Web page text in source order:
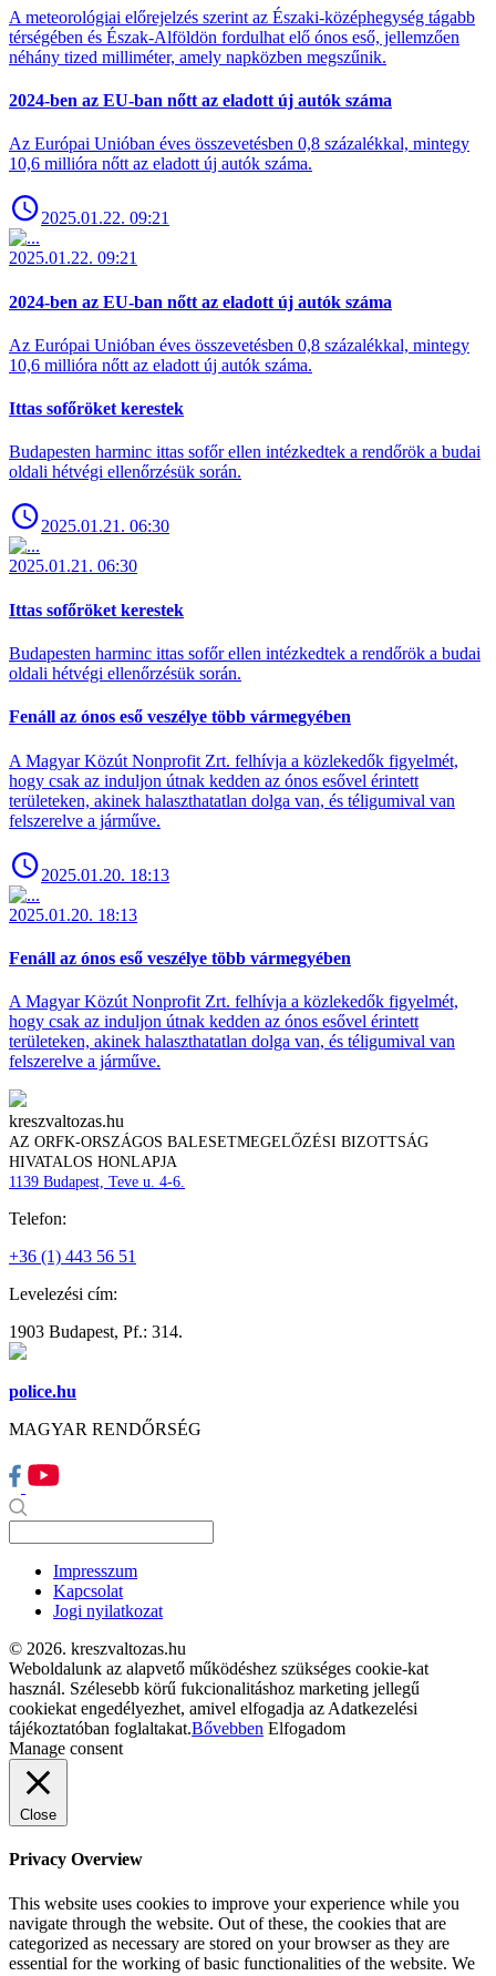
A meteorológiai előrejelzés szerint az Északi-középhegység tágabb
térségében és Észak-Alföldön fordulhat elő ónos eső, jellemzően
néhány tized milliméter, amely napközben megszűnik.
2024-ben az EU-ban nőtt az eladott új autók száma
Az Európai Unióban éves összevetésben 0,8 százalékkal, mintegy
10,6 millióra nőtt az eladott új autók száma.
2025.01.22. 09:21
2025.01.22. 09:21
2024-ben az EU-ban nőtt az eladott új autók száma
Az Európai Unióban éves összevetésben 0,8 százalékkal, mintegy
10,6 millióra nőtt az eladott új autók száma.
Ittas sofőröket kerestek
Budapesten harminc ittas sofőr ellen intézkedtek a rendőrök a budai
oldali hétvégi ellenőrzésük során.
2025.01.21. 06:30
2025.01.21. 06:30
Ittas sofőröket kerestek
Budapesten harminc ittas sofőr ellen intézkedtek a rendőrök a budai
oldali hétvégi ellenőrzésük során.
Fenáll az ónos eső veszélye több vármegyében
A Magyar Közút Nonprofit Zrt. felhívja a közlekedők figyelmét,
hogy csak az induljon útnak kedden az ónos esővel érintett
területeken, akinek halaszthatatlan dolga van, és téligumival van
felszerelve a járműve.
2025.01.20. 18:13
2025.01.20. 18:13
Fenáll az ónos eső veszélye több vármegyében
A Magyar Közút Nonprofit Zrt. felhívja a közlekedők figyelmét,
hogy csak az induljon útnak kedden az ónos esővel érintett
területeken, akinek halaszthatatlan dolga van, és téligumival van
felszerelve a járműve.
kreszvaltozas.hu
AZ ORFK-ORSZÁGOS BALESETMEGELŐZÉSI BIZOTTSÁG
HIVATALOS HONLAPJA
1139 Budapest, Teve u. 4-6.
Telefon:
+36 (1) 443 56 51
Levelezési cím:
1903 Budapest, Pf.: 314.
police.hu
MAGYAR RENDŐRSÉG
Impresszum
Kapcsolat
Jogi nyilatkozat
© 2026. kreszvaltozas.hu
Weboldalunk az alapvető működéshez szükséges cookie-kat
használ. Szélesebb körű fukcionalitáshoz marketing jellegű
cookiekat engedélyezhet, amivel elfogadja az Adatkezelési
tájékoztatóban foglaltakat.Bővebben Elfogadom
Manage consent
Close
Privacy Overview
This website uses cookies to improve your experience while you
navigate through the website. Out of these, the cookies that are
categorized as necessary are stored on your browser as they are
essential for the working of basic functionalities of the website. We